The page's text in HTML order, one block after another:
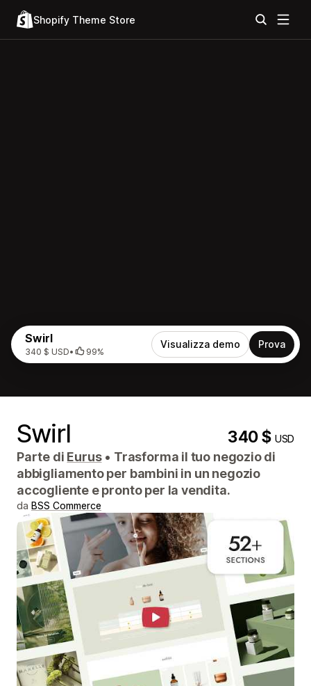
Shopify Theme Store
Swirl
340 $ USD• 99%
Visualizza demo Prova
Swirl 340 $USD
Parte di Eurus • Trasforma il tuo negozio di
abbigliamento per bambini in un negozio
accogliente e pronto per la vendita.
da BSS Commerce